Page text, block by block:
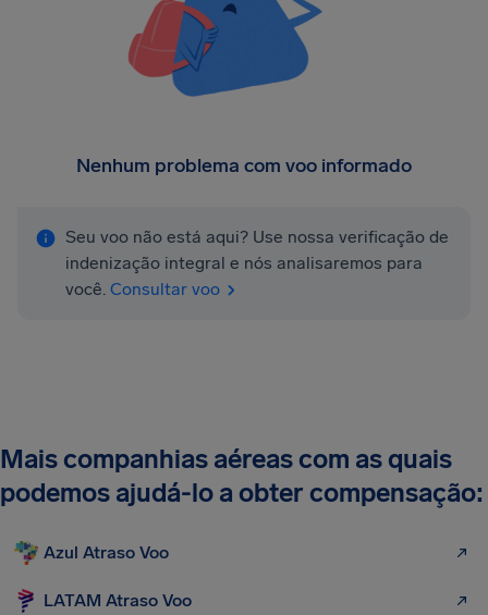
Nenhum problema com voo informado
Seu voo não está aqui? Use nossa verificação de
indenização integral e nós analisaremos para
você. Consultar voo
Mais companhias aéreas com as quais
podemos ajudá-lo a obter compensação:
Azul Atraso Voo
LATAM Atraso Voo